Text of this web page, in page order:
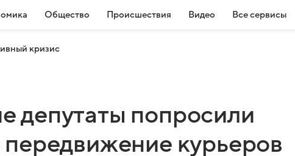
Общество Происшествия Видео Все сервисы
кризис
депутаты попросили
передвижение курьеров